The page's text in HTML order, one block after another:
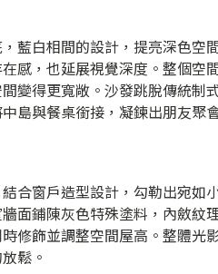
藍白相間的設計，提亮深色空
感，也延展視覺深度。整個空
變得更寬敞。沙發跳脫傳統制
島與餐桌銜接，凝鍊出朋友聚
合窗戶造型設計，勾勒出宛如
面鋪陳灰色特殊塗料，內斂紋
修飾並調整空間屋高。整體光
鬆。